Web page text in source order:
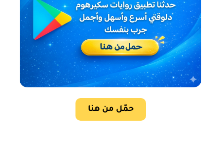
حمّل من هنا